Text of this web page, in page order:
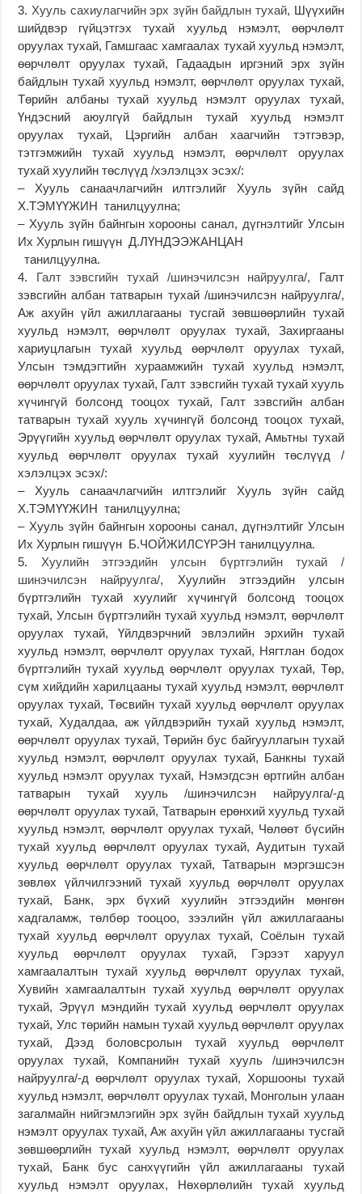
3. Хууль сахиулагчийн эрх зүйн байдлын тухай, Шүүхийн
шийдвэр гүйцэтгэх тухай хуульд нэмэлт, өөрчлөлт
оруулах тухай, Гамшгаас хамгаалах тухай хуульд нэмэлт,
өөрчлөлт оруулах тухай, Гадаадын иргэний эрх зүйн
байдлын тухай хуульд нэмэлт, өөрчлөлт оруулах тухай,
Төрийн албаны тухай хуульд нэмэлт оруулах тухай,
Үндэсний аюулгүй байдлын тухай хуульд нэмэлт
оруулах тухай, Цэргийн албан хаагчийн тэтгэвэр,
тэтгэмжийн тухай хуульд нэмэлт, өөрчлөлт оруулах
тухай хуулийн төслүүд /хэлэлцэх эсэх/:
– Хууль санаачлагчийн илтгэлийг Хууль зүйн сайд
Х.ТЭМҮҮЖИН танилцуулна;
– Хууль зүйн байнгын хорооны санал, дүгнэлтийг Улсын
Их Хурлын гишүүн Д.ЛҮНДЭЭЖАНЦАН
танилцуулна.
4. Галт зэвсгийн тухай /шинэчилсэн найруулга/, Галт
зэвсгийн албан татварын тухай /шинэчилсэн найруулга/,
Аж ахуйн үйл ажиллагааны тусгай зөвшөөрлийн тухай
хуульд нэмэлт, өөрчлөлт оруулах тухай, Захиргааны
хариуцлагын тухай хуульд өөрчлөлт оруулах тухай,
Улсын тэмдэгтийн хураамжийн тухай хуульд нэмэлт,
өөрчлөлт оруулах тухай, Галт зэвсгийн тухай тухай хууль
хүчингүй болсонд тооцох тухай, Галт зэвсгийн албан
татварын тухай хууль хүчингүй болсонд тооцох тухай,
Эрүүгийн хуульд өөрчлөлт оруулах тухай, Амьтны тухай
хуульд өөрчлөлт оруулах тухай хуулийн төслүүд /
хэлэлцэх эсэх/:
– Хууль санаачлагчийн илтгэлийг Хууль зүйн сайд
Х.ТЭМҮҮЖИН танилцуулна;
– Хууль зүйн байнгын хорооны санал, дүгнэлтийг Улсын
Их Хурлын гишүүн Б.ЧОЙЖИЛСҮРЭН танилцуулна.
5. Хуулийн этгээдийн улсын бүртгэлийн тухай /
шинэчилсэн найруулга/, Хуулийн этгээдийн улсын
бүртгэлийн тухай хуулийг хүчингүй болсонд тооцох
тухай, Улсын бүртгэлийн тухай хуульд нэмэлт, өөрчлөлт
оруулах тухай, Үйлдвэрчний эвлэлийн эрхийн тухай
хуульд нэмэлт, өөрчлөлт оруулах тухай, Нягтлан бодох
бүртгэлийн тухай хуульд өөрчлөлт оруулах тухай, Төр,
сүм хийдийн харилцааны тухай хуульд нэмэлт, өөрчлөлт
оруулах тухай, Төсвийн тухай хуульд өөрчлөлт оруулах
тухай, Худалдаа, аж үйлдвэрийн тухай хуульд нэмэлт,
өөрчлөлт оруулах тухай, Төрийн бус байгууллагын тухай
хуульд нэмэлт, өөрчлөлт оруулах тухай, Банкны тухай
хуульд нэмэлт оруулах тухай, Нэмэгдсэн өртгийн албан
татварын тухай хууль /шинэчилсэн найруулга/-д
өөрчлөлт оруулах тухай, Татварын ерөнхий хуульд тухай
хуульд нэмэлт, өөрчлөлт оруулах тухай, Чөлөөт бүсийн
тухай хуульд өөрчлөлт оруулах тухай, Аудитын тухай
хуульд өөрчлөлт оруулах тухай, Татварын мэргэшсэн
зөвлөх үйлчилгээний тухай хуульд өөрчлөлт оруулах
тухай, Банк, эрх бүхий хуулийн этгээдийн мөнгөн
хадгаламж, төлбөр тооцоо, зээлийн үйл ажиллагааны
тухай хуульд өөрчлөлт оруулах тухай, Соёлын тухай
хуульд өөрчлөлт оруулах тухай, Гэрээт харуул
хамгаалалтын тухай хуульд өөрчлөлт оруулах тухай,
Хувийн хамгаалалтын тухай хуульд өөрчлөлт оруулах
тухай, Эрүүл мэндийн тухай хуульд өөрчлөлт оруулах
тухай, Улс төрийн намын тухай хуульд өөрчлөлт оруулах
тухай, Дээд боловсролын тухай хуульд өөрчлөлт
оруулах тухай, Компанийн тухай хууль /шинэчилсэн
найруулга/-д өөрчлөлт оруулах тухай, Хоршооны тухай
хуульд нэмэлт, өөрчлөлт оруулах тухай, Монголын улаан
загалмайн нийгэмлэгийн эрх зүйн байдлын тухай хуульд
нэмэлт оруулах тухай, Аж ахуйн үйл ажиллагааны тусгай
зөвшөөрлийн тухай хуульд нэмэлт, өөрчлөлт оруулах
тухай, Банк бус санхүүгийн үйл ажиллагааны тухай
хуульд нэмэлт оруулах, Нөхөрлөлийн тухай хуульд